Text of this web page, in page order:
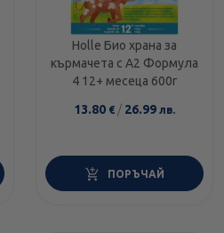
Holle Био храна за
кърмачета с А2 Формула
4 12+ месеца 600г
13.80 € / 26.99 лв.
ПОРЪЧАЙ